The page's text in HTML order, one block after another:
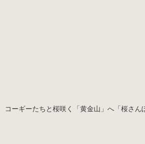
コーギーたちと桜咲く「黄金山」へ「桜さん